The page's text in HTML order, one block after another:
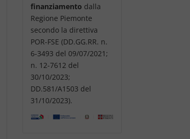
finanziamento dalla
Regione Piemonte
secondo la direttiva
POR-FSE (DD.GG.RR. n.
6-3493 del 09/07/2021;
n. 12-7612 del
30/10/2023;
DD.581/A1503 del
31/10/2023).